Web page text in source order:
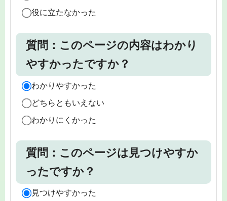
役に立たなかった
質問：このページの内容はわかり
やすかったですか？
わかりやすかった
どちらともいえない
わかりにくかった
質問：このページは見つけやすか
ったですか？
見つけやすかった